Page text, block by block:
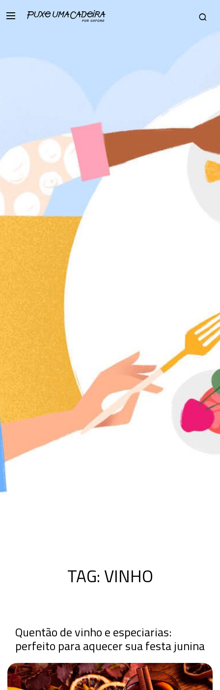
TAG: VINHO
Quentão de vinho e especiarias:
perfeito para aquecer sua festa junina